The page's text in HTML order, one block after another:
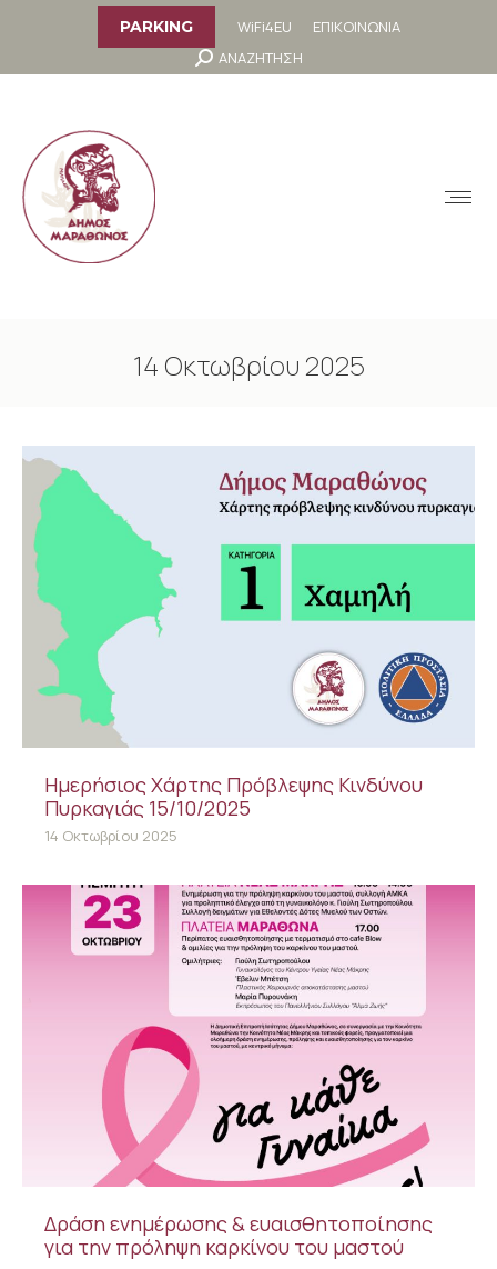
PARKING WiFi4EU
ΕΠΙΚΟΙΝΩΝΙΑ
Search:
ΑΝΑΖΗΤΗΣΗ
14 Οκτωβρίου 2025
Ημερήσιος Χάρτης Πρόβλεψης Κινδύνου
Πυρκαγιάς 15/10/2025
14 Οκτωβρίου 2025
Δράση ενημέρωσης & ευαισθητοποίησης
για την πρόληψη καρκίνου του μαστού